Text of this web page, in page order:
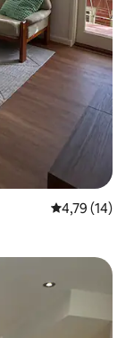
Évaluation
4,79 (14)